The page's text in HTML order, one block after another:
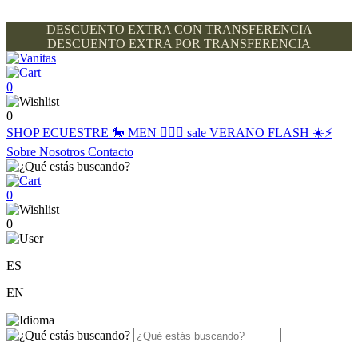
DESCUENTO EXTRA CON TRANSFERENCIA
DESCUENTO EXTRA POR TRANSFERENCIA
0
0
SHOPECUESTRE 🐎 MEN 🙋🏽‍♂️ sale VERANO FLASH ☀️⚡️
Sobre Nosotros Contacto
0
0
ES
EN